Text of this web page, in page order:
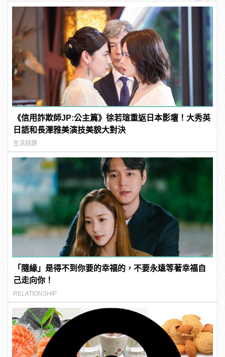
《信用詐欺師JP:公主篇》徐若瑄重返日本影壇！大秀英
日語和長澤雅美演技美貌大對決
生活話題
「隨緣」是得不到你要的幸福的，不要永遠等著幸福自
己走向你！
RELATIONSHIP